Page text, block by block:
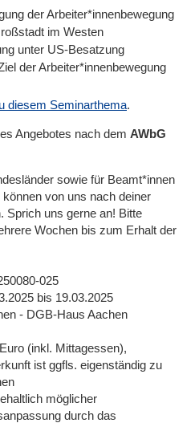
der Arbeiter*innenbewegung
im Westen
unter US-Besatzung
der Arbeiter*innenbewegung
diesem Seminarthema.
Angebotes nach dem AWbG
sowie für Beamt*innen
von uns nach deiner
Sprich uns gerne an! Bitte
Wochen bis zum Erhalt der
025
bis 19.03.2025
- DGB-Haus Aachen
(inkl. Mittagessen),
ist ggfls. eigenständig zu
möglicher
durch das